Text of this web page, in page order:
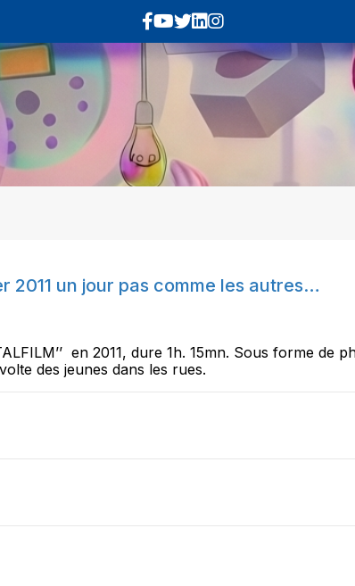
2011 un jour pas comme les autres…
en 2011, dure 1h. 15mn. Sous forme de
des jeunes dans les rues.